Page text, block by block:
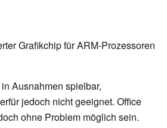
Grafikchip für ARM-Prozessoren
Ausnahmen spielbar,
jedoch nicht geeignet. Office
ohne Problem möglich sein.